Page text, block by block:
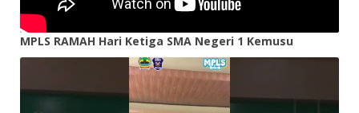
MPLS RAMAH Hari Ketiga SMA Negeri 1 Kemusu